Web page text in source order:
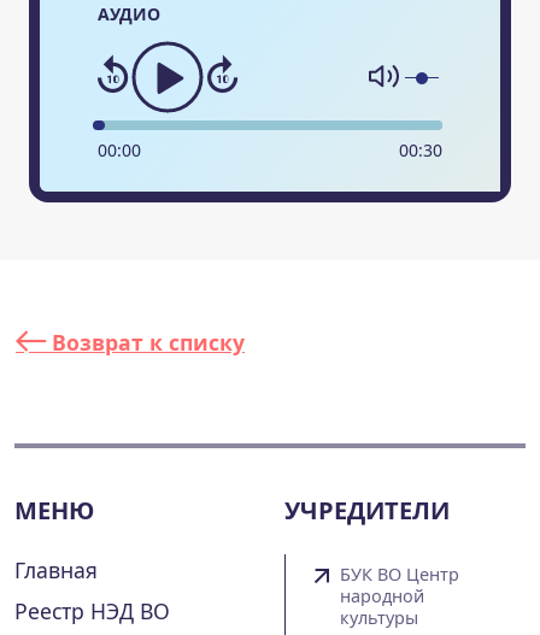
АУДИО
00:00 00:30
Возврат к списку
МЕНЮ
Главная
Реестр НЭД ВО
УЧРЕДИТЕЛИ
БУК ВО Центр
народной
культуры